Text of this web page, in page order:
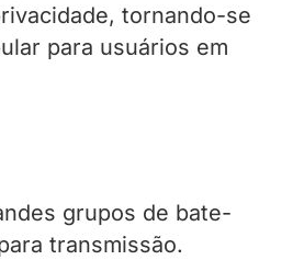
tornando-se
para usuários em
grupos de bate-
transmissão.